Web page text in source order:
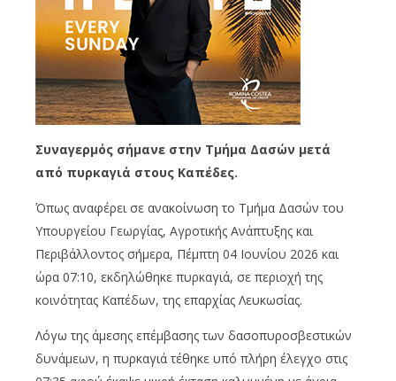
Συναγερμός σήμανε στην Τμήμα Δασών μετά
από πυρκαγιά στους Καπέδες.
Όπως αναφέρει σε ανακοίνωση το Τμήμα Δασών του
Υπουργείου Γεωργίας, Αγροτικής Ανάπτυξης και
Περιβάλλοντος σήμερα, Πέμπτη 04 Ιουνίου 2026 και
ώρα 07:10, εκδηλώθηκε πυρκαγιά, σε περιοχή της
κοινότητας Καπέδων, της επαρχίας Λευκωσίας.
Λόγω της άμεσης επέμβασης των δασοπυροσβεστικών
δυνάμεων, η πυρκαγιά τέθηκε υπό πλήρη έλεγχο στις